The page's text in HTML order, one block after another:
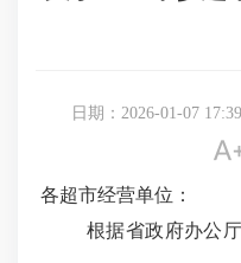
日期：2026-01-07 17:39
各超市经营单位：
根据省政府办公